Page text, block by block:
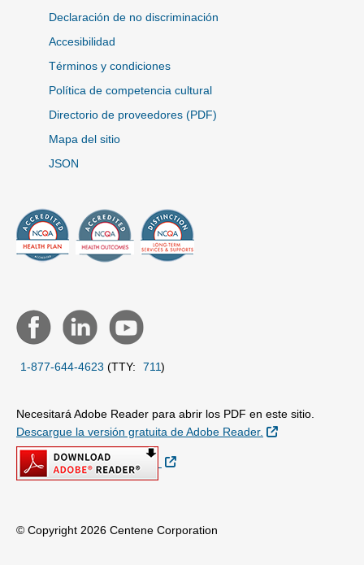
Declaración de no discriminación
Accesibilidad
Términos y condiciones
Política de competencia cultural
Directorio de proveedores (PDF)
Mapa del sitio
JSON
1-877-644-4623 (TTY: 711)
Necesitará Adobe Reader para abrir los PDF en este sitio.
Descargue la versión gratuita de Adobe Reader.
Sitio Externo
Sitio Externo
© Copyright 2026 Centene Corporation